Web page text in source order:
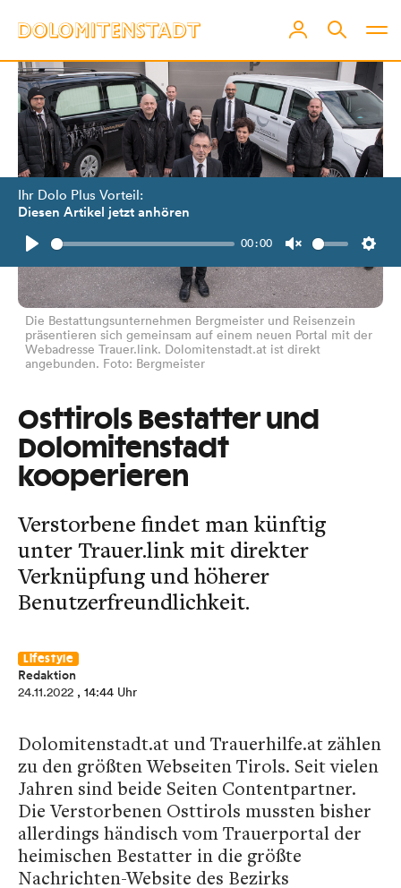
Ihr Dolo Plus Vorteil:
Diesen Artikel jetzt anhören
Play
00:00
Unmute
Die Bestattungsunternehmen Bergmeister und Reisenzein
präsentieren sich gemeinsam auf einem neuen Portal mit der
Webadresse Trauer.link. Dolomitenstadt.at ist direkt
angebunden. Foto: Bergmeister
Osttirols Bestatter und
Dolomitenstadt
kooperieren
Verstorbene findet man künftig
unter Trauer.link mit direkter
Verknüpfung und höherer
Benutzerfreundlichkeit.
Lifestyle
Redaktion
24.11.2022 , 14:44 Uhr
Dolomitenstadt.at und Trauerhilfe.at zählen
zu den größten Webseiten Tirols. Seit vielen
Jahren sind beide Seiten Contentpartner.
Die Verstorbenen Osttirols mussten bisher
allerdings händisch vom Trauerportal der
heimischen Bestatter in die größte
Nachrichten-Website des Bezirks